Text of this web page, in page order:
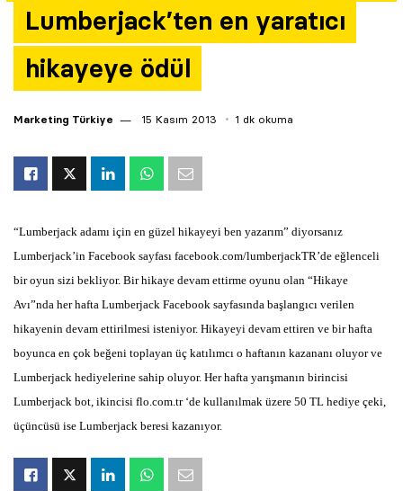
Lumberjack’ten en yaratıcı
hikayeye ödül
Marketing Türkiye 15 Kasım 2013 1 dk okuma
“Lumberjack adamı için en güzel hikayeyi ben yazarım” diyorsanız
Lumberjack’in Facebook sayfası facebook.com/lumberjackTR’de eğlenceli
bir oyun sizi bekliyor.Bir hikaye devam ettirme oyunu olan “Hikaye
Avı”nda her hafta Lumberjack Facebook sayfasında başlangıcı verilen
hikayenin devam ettirilmesi isteniyor. Hikayeyi devam ettiren ve bir hafta
boyunca en çok beğeni toplayan üç katılımcı o haftanın kazananı oluyor ve
Lumberjack hediyelerine sahip oluyor. Her hafta yarışmanın birincisi
Lumberjack bot, ikincisi flo.com.tr ‘de kullanılmak üzere 50 TL hediye çeki,
üçüncüsü ise Lumberjack beresi kazanıyor.
Yazarlar
Araştırma